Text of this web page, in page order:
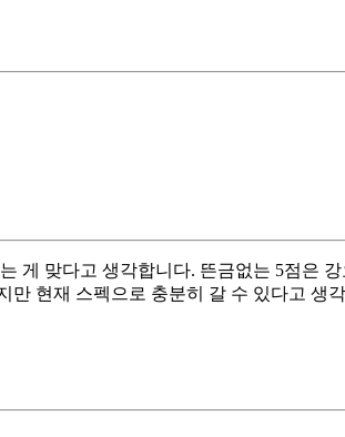
게 맞다고 생각합니다. 뜬금없는 5점은
현재 스펙으로 충분히 갈 수 있다고 생